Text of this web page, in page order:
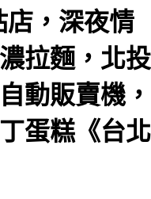
店，深夜情
拉麵，北投
動販賣機，
蛋糕《台北